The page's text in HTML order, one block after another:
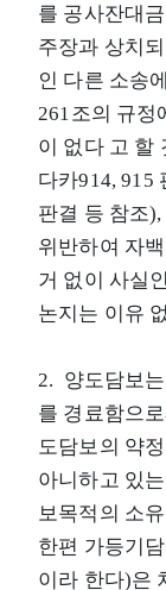
를 공사잔대
주장과 상치
인 다른 소송
261조의 규정
이 없다 고 할
다카914, 915
판결 등 참조
위반하여 자
거 없이 사실
논지는 이유
2. 양도담보
를 경료함으
도담보의 약
아니하고 있
보목적의 소
한편 가등기
이라 한다)은